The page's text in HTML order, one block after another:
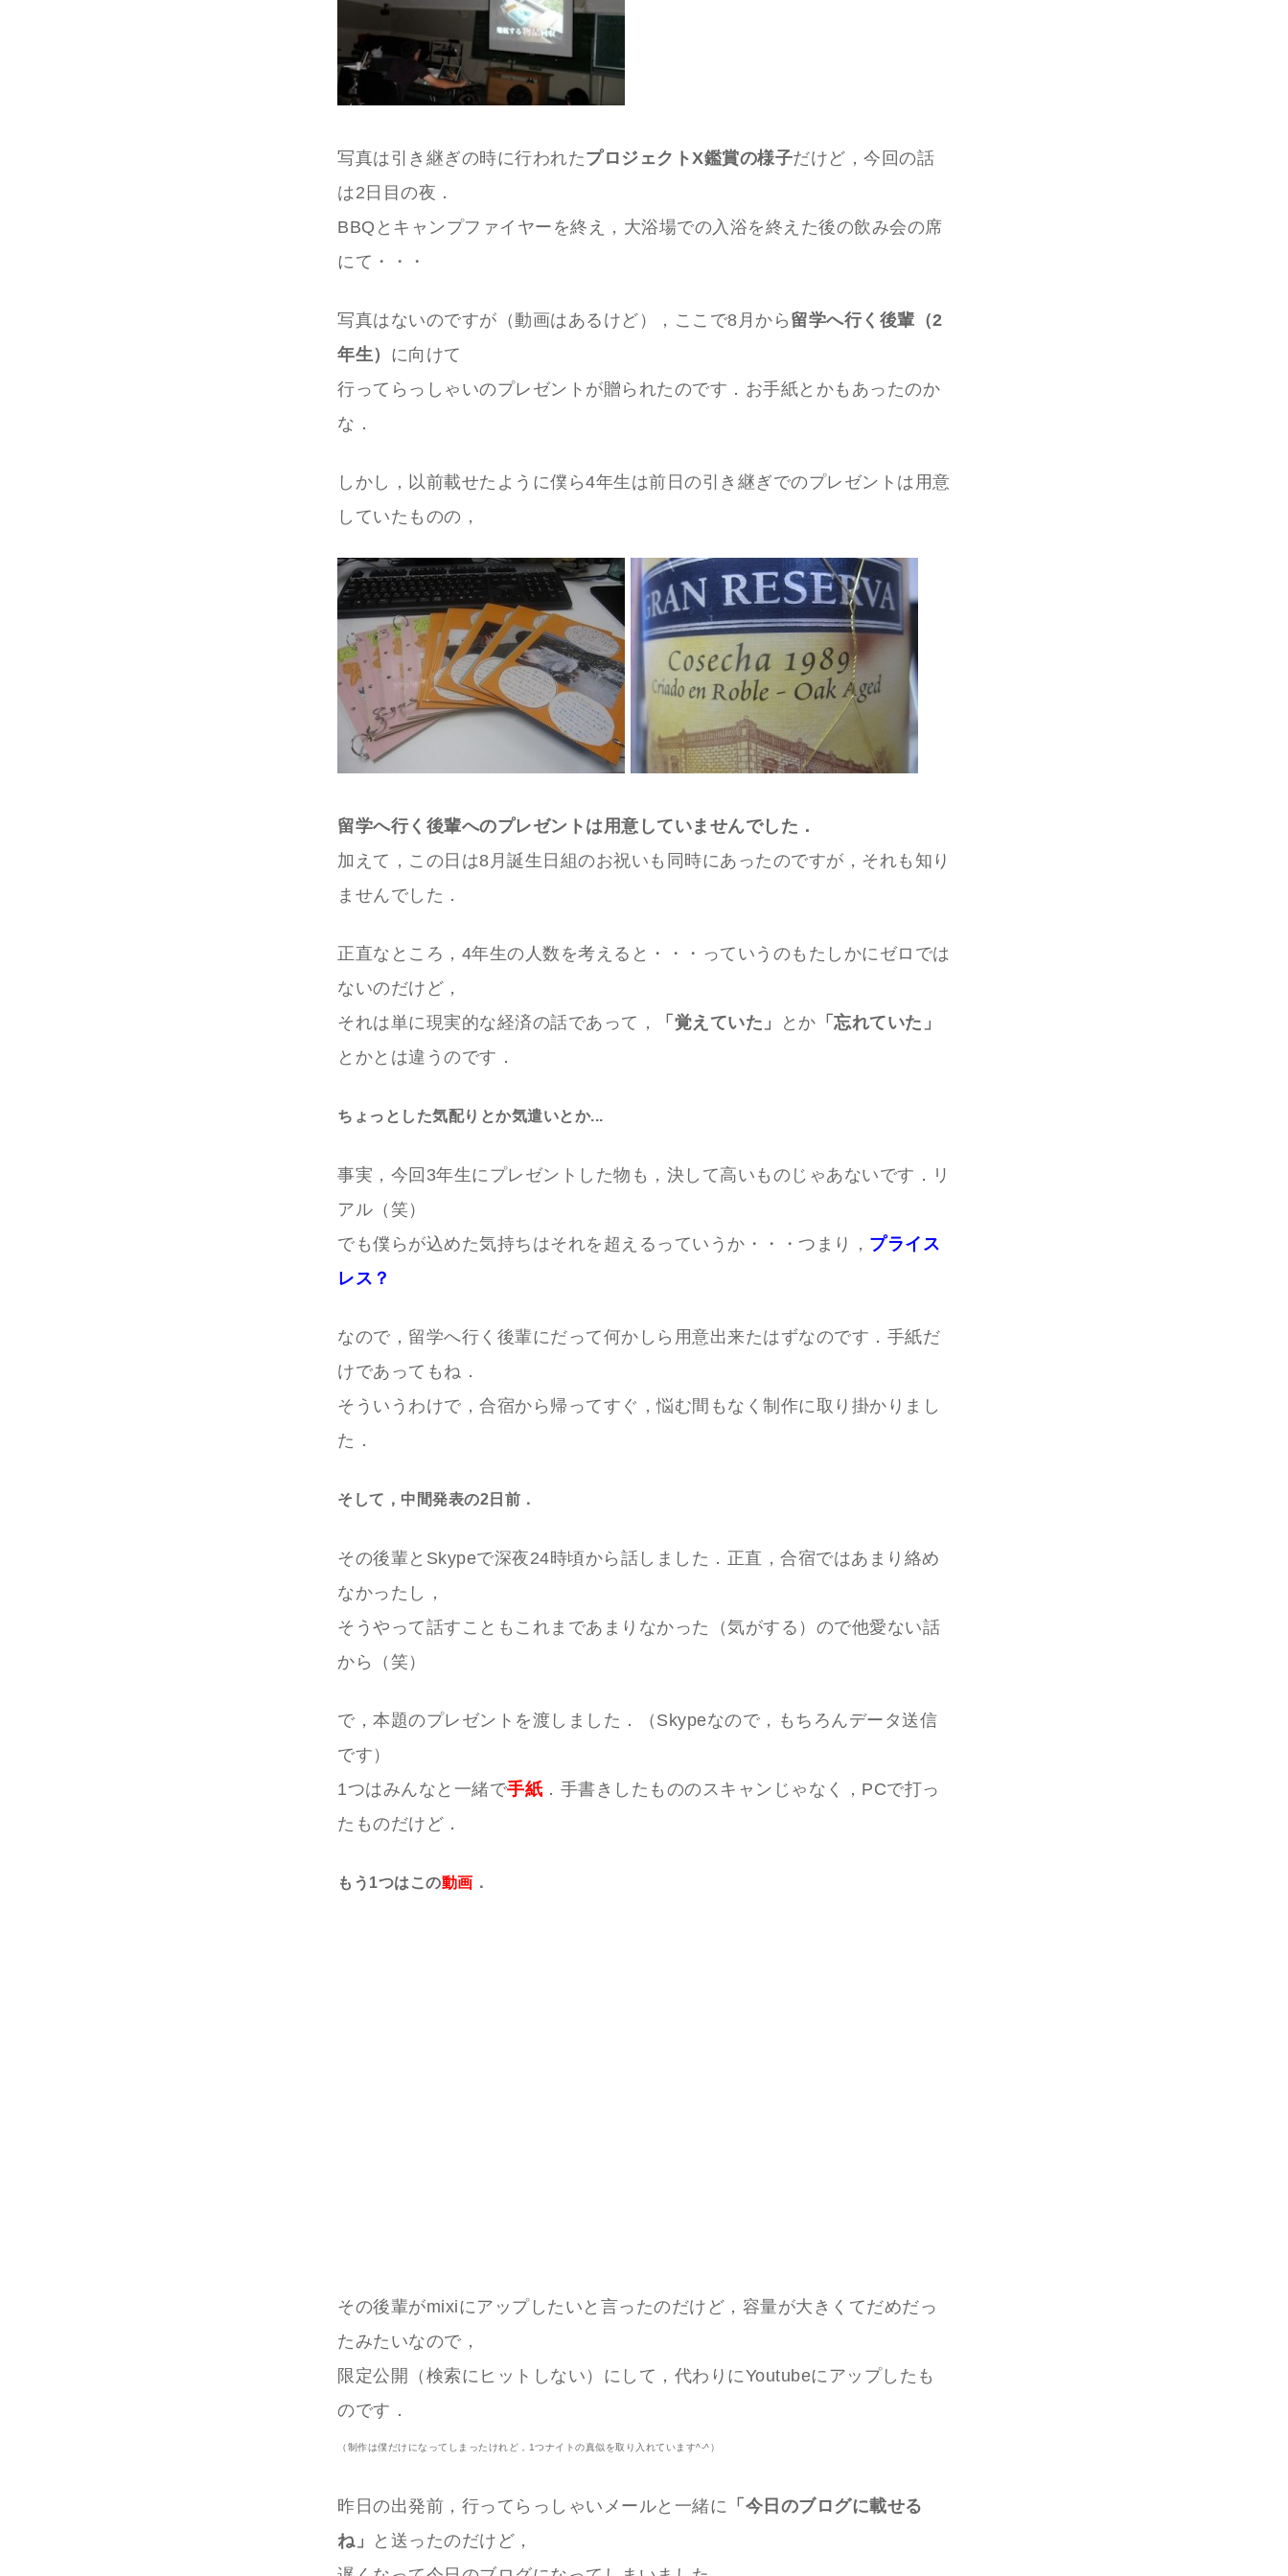
写真は引き継ぎの時に行われたプロジェクトX鑑賞の様子だけど，今回の話
は2日目の夜．
BBQとキャンプファイヤーを終え，大浴場での入浴を終えた後の飲み会の席
にて・・・
写真はないのですが（動画はあるけど），ここで8月から 留学へ行く後輩（2
年生） に向けて
行ってらっしゃいのプレゼントが贈られたのです．お手紙とかもあったのか
な．
しかし，以前載せたように僕ら4年生は前日の引き継ぎでのプレゼントは用意
していたものの，
留学へ行く後輩へのプレゼントは用意していませんでした．
加えて，この日は8月誕生日組のお祝いも同時にあったのですが，それも知り
ませんでした．
正直なところ，4年生の人数を考えると・・・っていうのもたしかにゼロでは
ないのだけど，
それは単に現実的な経済の話であって，
「覚えていた」 とか 「忘れていた」
とかとは違うのです．
ちょっとした気配りとか気遣いとか...
事実，今回3年生にプレゼントした物も，決して高いものじゃあないです．リ
アル（笑）
でも僕らが込めた気持ちはそれを超えるっていうか・・・つまり， プライス
レス？
なので，留学へ行く後輩にだって何かしら用意出来たはずなのです．手紙だ
けであってもね．
そういうわけで，合宿から帰ってすぐ，悩む間もなく制作に取り掛かりまし
た．
そして，中間発表の2日前．
その後輩とSkypeで深夜24時頃から話しました．正直，合宿ではあまり絡め
なかったし，
そうやって話すこともこれまであまりなかった（気がする）ので他愛ない話
から（笑）
で，本題のプレゼントを渡しました．（Skypeなので，もちろんデータ送信
です）
1つはみんなと一緒で手紙 ．手書きしたもののスキャンじゃなく，PCで打っ
たものだけど．
もう1つはこの動画 ．
その後輩がmixiにアップしたいと言ったのだけど，容量が大きくてだめだっ
たみたいなので，
限定公開（検索にヒットしない）にして，代わりにYoutubeにアップしたも
のです．
（制作は僕だけになってしまったけれど，1つナイトの真似を取り入れています^-^）
昨日の出発前，行ってらっしゃいメールと一緒に 「今日のブログに載せる
ね」
と送ったのだけど，